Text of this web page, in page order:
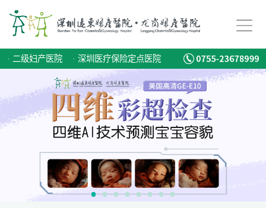
· 二级妇产医院 · 深圳医疗保险定点医院